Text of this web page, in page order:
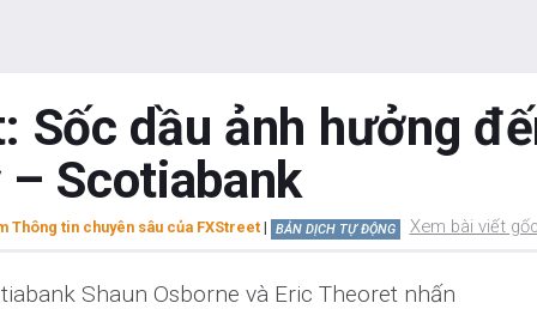
Sốc dầu ảnh hưởng
Scotiabank
Thông tin chuyên sâu của FXStreet| BẢN DỊCH TỰ ĐỘNG Xem bài viết
Shaun Osborne và Eric Theoret nhấn